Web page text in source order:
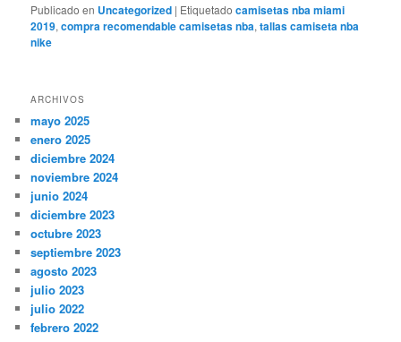
Publicado en Uncategorized | Etiquetado camisetas nba miami
2019,compra recomendable camisetas nba,tallas camiseta nba
nike
ARCHIVOS
mayo 2025
enero 2025
diciembre 2024
noviembre 2024
junio 2024
diciembre 2023
octubre 2023
septiembre 2023
agosto 2023
julio 2023
julio 2022
febrero 2022